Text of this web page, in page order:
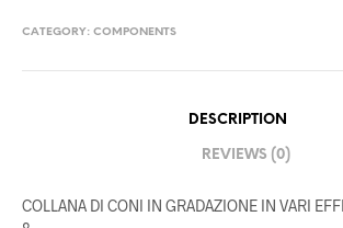
CATEGORY: COMPONENTS
DESCRIPTION
REVIEWS (0)
COLLANA DI CONI IN GRADAZIONE IN VARI